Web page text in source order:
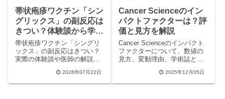
帯状疱疹ワクチン「シン
グリックス」の副反応は
きつい？体験談から学ぶ
5つの対処法
帯状疱疹ワクチン「シングリ
ックス」の副反応はきつい？
実際の体験談や医師の解説、
解説。発熱や痛みのピーク期
間から、仕事を休むべき理
2026年07月22日
Cancer Scienceのイン
パクトファクターは？評
価と見方を解説
Cancer Scienceのインパクト
ファクターについて、数値の
見方、変動理由、学術誌とし
2025年12月05日